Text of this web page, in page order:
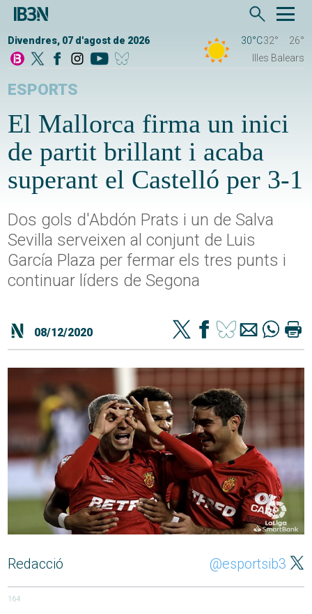
Divendres, 07 d'agost de 2026 30°C32°
26°
Illes Balears
ESPORTS
El Mallorca firma un inici
de partit brillant i acaba
superant el Castelló per 3-1
Dos gols d'Abdón Prats i un de Salva
Sevilla serveixen al conjunt de Luis
García Plaza per fermar els tres punts i
continuar líders de Segona
08/12/2020
Redacció @esportsib3
164